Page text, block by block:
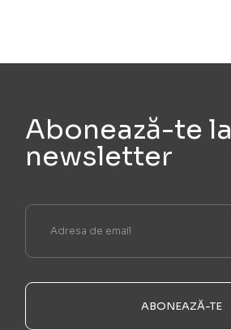
Abonează-te la
newsletter
ABONEAZĂ-TE